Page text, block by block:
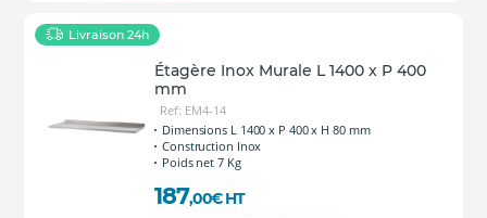
Livraison 24h
Étagère Inox Murale L 1400 x P 400
mm
Ref: EM4-14
Dimensions L 1400 x P 400 x H 80 mm
Construction Inox
Poids net 7 Kg
187,00€ HT